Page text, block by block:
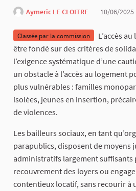
Aymeric LE CLOITRE 10/06/2025
Classée par la commission
L’accès
être fondé sur des critères de
l’exigence systématique d’une
un obstacle à l’accès au logement
plus vulnérables : familles
isolées, jeunes en insertion,
de violences.
Les bailleurs sociaux, en tant
parapublics, disposent de moyens
administratifs largement
recouvrement des loyers ou
contentieux locatif, sans recourir à